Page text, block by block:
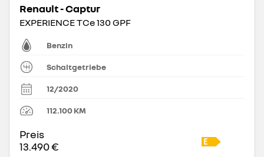
Renault - Captur
EXPERIENCE TCe 130 GPF
Benzin
Schaltgetriebe
12/2020
112.100KM
Preis
13.490 €